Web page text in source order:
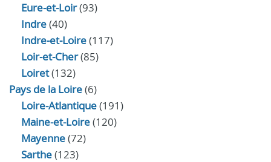
Eure‑et‑Loir(93)
Indre(40)
Indre‑et‑Loire(117)
Loir‑et‑Cher(85)
Loiret(132)
Pays de la Loire(6)
Loire-Atlantique(191)
Maine-et-Loire(120)
Mayenne(72)
Sarthe(123)